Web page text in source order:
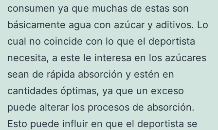
consumen ya que muchas de estas son
básicamente agua con azúcar y aditivos. Lo
cual no coincide con lo que el deportista
necesita, a este le interesa en los azúcares
sean de rápida absorción y estén en
cantidades óptimas, ya que un exceso
puede alterar los procesos de absorción.
Esto puede influir en que el deportista se